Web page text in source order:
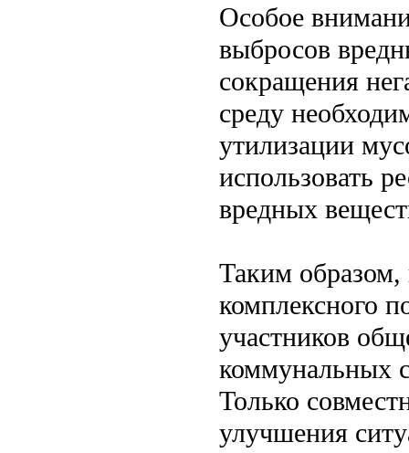
Особое
выбросов
сокращения
среду
утилизации
использовать
вредных
Таким образом,
комплексного
участников
коммунальных
Только
улучшения